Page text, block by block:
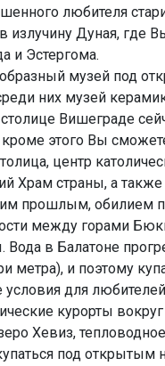
любителя
излучину Дуная, где
и Эстергома.
музей под
них музей
Вишеграде
кроме этого Вы
центр
Храм страны, а
прошлым, обилием
между горами
в Балатоне
метра), и поэтому
для
курорты
Хевиз,
под